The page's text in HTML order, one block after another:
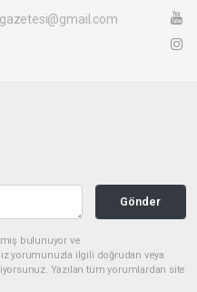
Gönder
bulunuyor ve
yorumunuzla ilgili doğrudan veya
Yazılan tüm yorumlardan site